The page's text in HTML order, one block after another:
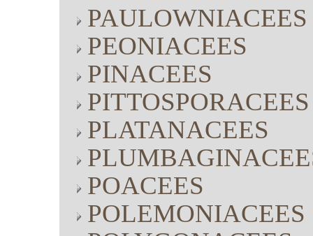
PAULOWNIACEES
PEONIACEES
PINACEES
PITTOSPORACEES
PLATANACEES
POACEES
POLEMONIACEES